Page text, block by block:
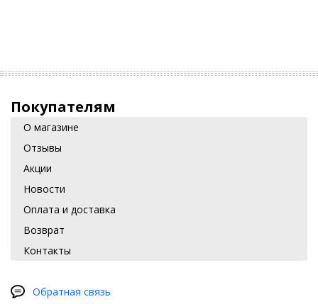
Покупателям
О магазине
Отзывы
Акции
Новости
Оплата и доставка
Возврат
Контакты
Обратная связь